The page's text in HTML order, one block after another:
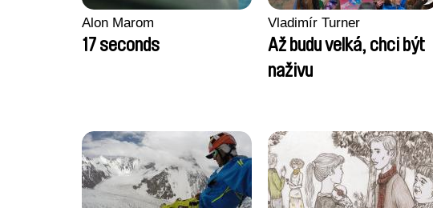
Alon Marom
17 seconds
Vladimír Turner
Až budu velká, chci být
naživu